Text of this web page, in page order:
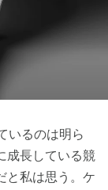
いるのは明ら
成長している競
と私は思う。ケ